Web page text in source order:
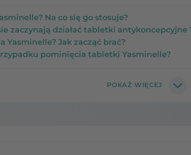
Na co się go stosuje?
zaczynają działać tabletki antykoncepcyjne
Yasminelle? Jak zacząć brać?
pominięcia tabletki Yasminelle?